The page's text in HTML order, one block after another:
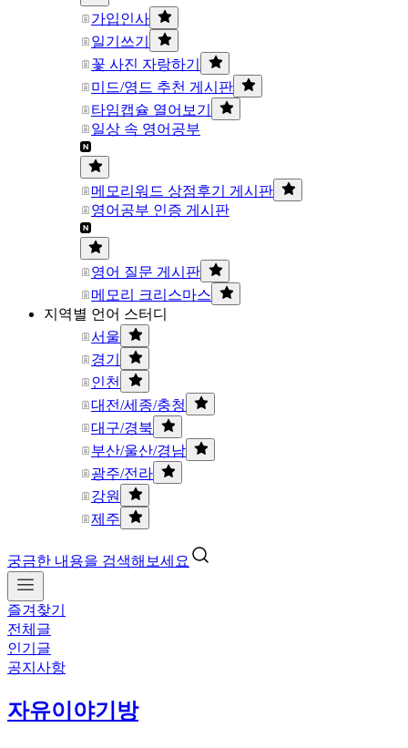
가입인사
일기쓰기
꽃 사진 자랑하기
미드/영드 추천 게시판
타임캡슐 열어보기
일상 속 영어공부
메모리워드 상점후기 게시판
영어공부 인증 게시판
영어 질문 게시판
메모리 크리스마스
지역별 언어 스터디
서울
경기
인천
대전/세종/충청
대구/경북
부산/울산/경남
광주/전라
강원
제주
궁금한 내용을 검색해보세요
즐겨찾기
전체글
인기글
공지사항
자유이야기방